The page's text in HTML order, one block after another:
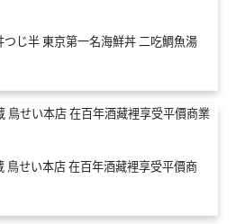
つじ半 東京第一名海鮮丼 二吃鯛魚湯
鳥せい本店 在百年酒藏裡享受平價商